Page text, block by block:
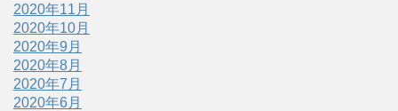
2020年11月
2020年10月
2020年9月
2020年8月
2020年7月
2020年6月